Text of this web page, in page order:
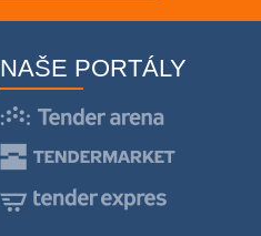
NAŠE PORTÁLY